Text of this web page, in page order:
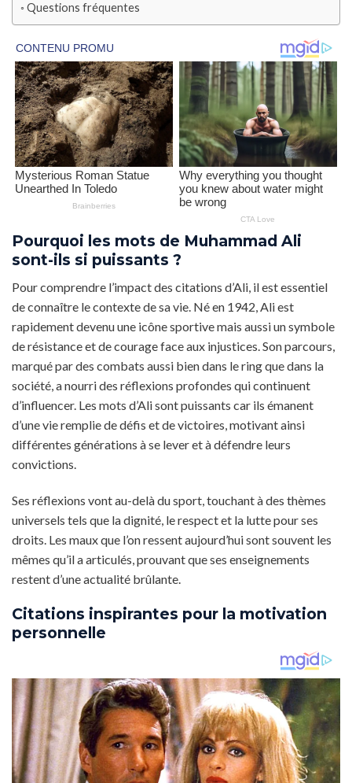
Questions fréquentes
Pourquoi les mots de Muhammad Ali
sont-ils si puissants ?
Pour comprendre l’impact des citations d’Ali, il est essentiel
de connaître le contexte de sa vie. Né en 1942, Ali est
rapidement devenu une icône sportive mais aussi un symbole
de résistance et de courage face aux injustices. Son parcours,
marqué par des combats aussi bien dans le ring que dans la
société, a nourri des réflexions profondes qui continuent
d’influencer. Les mots d’Ali sont puissants car ils émanent
d’une vie remplie de défis et de victoires, motivant ainsi
différentes générations à se lever et à défendre leurs
convictions.
Ses réflexions vont au-delà du sport, touchant à des thèmes
universels tels que la dignité, le respect et la lutte pour ses
droits. Les maux que l’on ressent aujourd’hui sont souvent les
mêmes qu’il a articulés, prouvant que ses enseignements
restent d’une actualité brûlante.
Citations inspirantes pour la motivation
personnelle